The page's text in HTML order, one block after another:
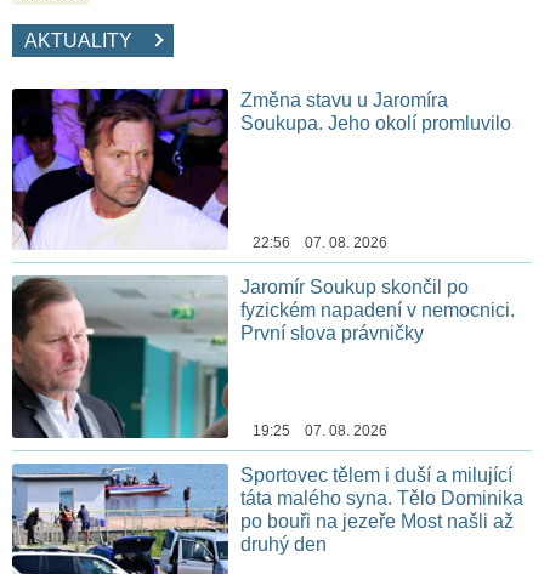
AKTUALITY
Změna stavu u Jaromíra
Soukupa. Jeho okolí promluvilo
22:56 07. 08. 2026
Jaromír Soukup skončil po
fyzickém napadení v nemocnici.
První slova právničky
19:25 07. 08. 2026
Sportovec tělem i duší a milující
táta malého syna. Tělo Dominika
po bouři na jezeře Most našli až
druhý den